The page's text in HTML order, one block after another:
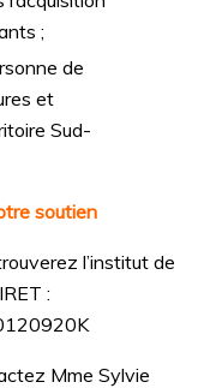
;
de
et
Sud-
soutien
l’institut de
:
Mme Sylvie